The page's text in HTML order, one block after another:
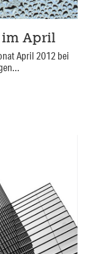
im April
April 2012 bei